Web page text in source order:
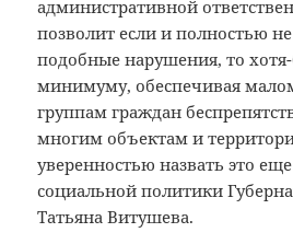
административной
позволит если и полностью
подобные нарушения, то
минимуму, обеспечивая
группам граждан
многим объектам и
уверенностью назвать это
социальной политики
Татьяна Витушева.